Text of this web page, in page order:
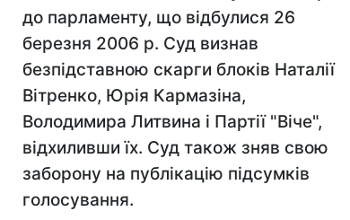
до парламенту, що відбулися 26
березня 2006 р. Суд визнав
безпідставною скарги блоків Наталії
Вітренко, Юрія Кармазіна,
Володимира Литвина і Партії "Віче",
відхиливши їх. Суд також зняв свою
заборону на публікацію підсумків
голосування.